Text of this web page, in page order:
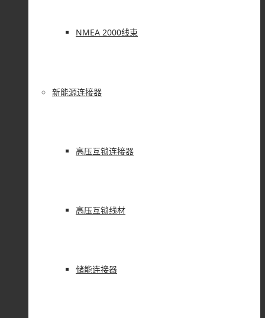
NMEA 2000线束
新能源连接器
高压互锁连接器
高压互锁线材
储能连接器